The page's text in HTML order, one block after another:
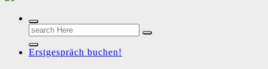
Unsere Software - Ihr Schlüssel zum Erfolg
Search
for:
Erstgespräch buchen!